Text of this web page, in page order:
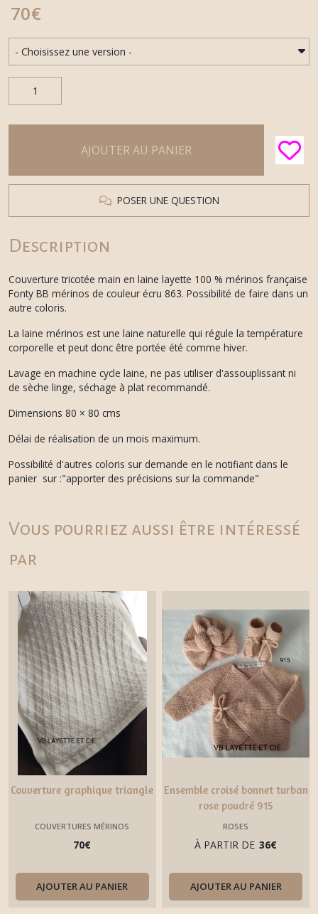
70€
AJOUTER AU PANIER
POSER UNE QUESTION
Description
Couverture tricotée main en laine layette 100 % mérinos française
Fonty BB mérinos de couleur écru 863. Possibilité de faire dans un
autre coloris.
La laine mérinos est une laine naturelle qui régule la température
corporelle et peut donc être portée été comme hiver.
Lavage en machine cycle laine, ne pas utiliser d'assouplissant ni
de sèche linge, séchage à plat recommandé.
Dimensions 80 × 80 cms
Délai de réalisation de un mois maximum.
Possibilité d'autres coloris sur demande en le notifiant dans le
panier sur :"apporter des précisions sur la commande"
Vous pourriez aussi être intéressé
par
Couverture graphique triangle
COUVERTURES MÉRINOS
70€
AJOUTER AU PANIER
Ensemble croisé bonnet turban
rose poudré 915
ROSES
À PARTIR DE 36€
AJOUTER AU PANIER